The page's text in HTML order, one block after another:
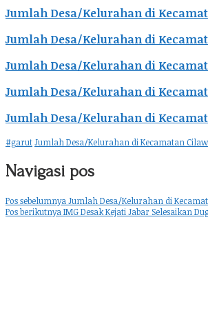
Jumlah Desa/Kelurahan di
Jumlah Desa/Kelurahan di
Jumlah Desa/Kelurahan di
Jumlah Desa/Kelurahan di
Jumlah Desa/Kelurahan di
#garutJumlah Desa/Kelurahan di Kecamatan
Navigasi pos
Pos sebelumnya Jumlah Desa/Kelurahan di
Pos berikutnya IMG Desak Kejati Jabar Selesaikan